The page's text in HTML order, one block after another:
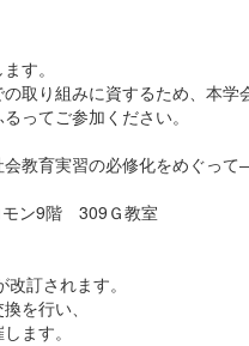
す。
取り組みに資するため、本学
ってご参加ください。
教育実習の必修化をめぐっ
モン9階 309Ｇ教室
訂されます。
を行い、
ます。